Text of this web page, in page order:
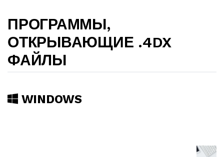
ПРОГРАММЫ,
ОТКРЫВАЮЩИЕ .4DX
ФАЙЛЫ
WINDOWS